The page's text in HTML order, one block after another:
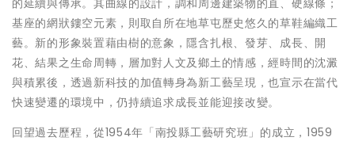
基座的網狀鏤空元素，則取自所在地草屯歷史悠久的草鞋編織工
藝。新的形象裝置藉由樹的意象，隱含扎根、發芽、成長、開
花、結果之生命周轉，層加對人文及鄉土的情感，經時間的沈澱
與積累後，透過新科技的加值轉身為新工藝呈現，也宣示在當代
快速變遷的環境中，仍持續追求成長並能迎接改變。
回望過去歷程，從1954年「南投縣工藝研究班」的成立，1959